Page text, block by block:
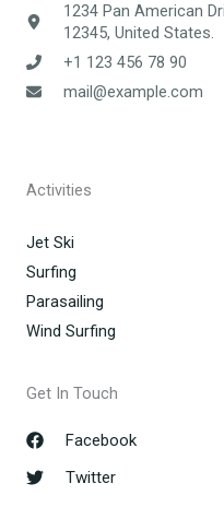
1234 Pan American
12345, United States.
+1 123 456 78 90
mail@example.com
Activities
Jet Ski
Surfing
Parasailing
Wind Surfing
Get In Touch
Facebook
Twitter